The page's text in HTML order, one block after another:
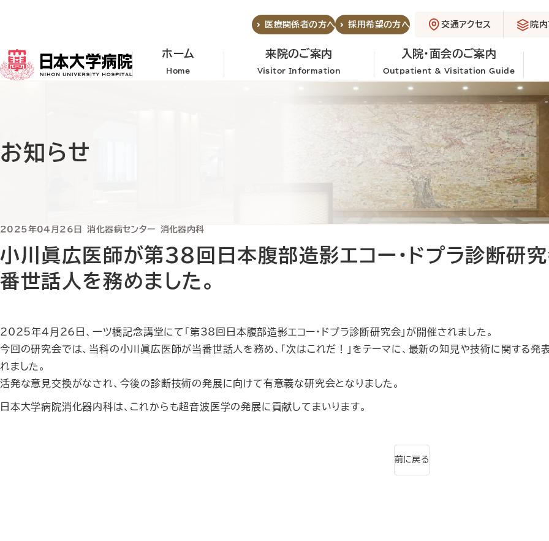
ホーム
Home
来院のご案内
Visitor Information
入院・面会のご案内
Outpatient & Visitation Guide
医療関係者の方へ 採用希望の方へ 交通アクセス 院
お知らせ
小川眞広医師が第38回日本腹部造影エコー・ドプラ診断研
番世話人を務めました。
2025年04月26日 消化器病センター 消化器内科
2025年4 月 26 日、一ツ橋記念講堂にて「第38 回日本腹部造影エコー・ドプラ診断研究会」が開催されました。
今回の研究会では、当科の小川眞広医師が当番世話人を務め、「次はこれだ！」をテーマに、最新の知見や技術に関する発
れました。
活発な意見交換がなされ、今後の診断技術の発展に向けて有意義な研究会となりました。
日本大学病院消化器内科は、これからも超音波医学の発展に貢献してまいります。
前に戻る